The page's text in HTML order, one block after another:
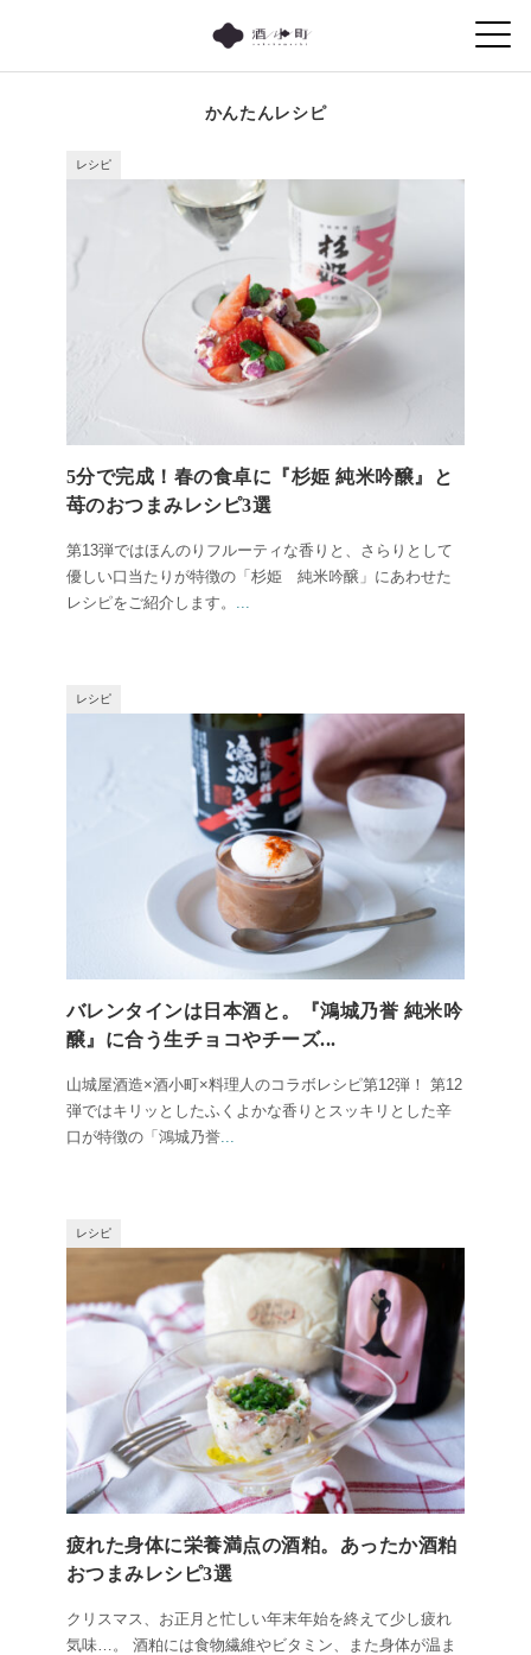
かんたんレシピ
レシピ
5分で完成！春の食卓に『杉姫 純米吟醸』と
苺のおつまみレシピ3選
第13弾ではほんのりフルーティな香りと、さらりとして
優しい口当たりが特徴の「杉姫 純米吟醸」にあわせた
レシピをご紹介します。 ...
レシピ
バレンタインは日本酒と。『鴻城乃誉 純米吟
醸』に合う生チョコやチーズ...
山城屋酒造×酒小町×料理人のコラボレシピ第12弾！ 第12
弾ではキリッとしたふくよかな香りとスッキリとした辛
口が特徴の「鴻城乃誉...
レシピ
疲れた身体に栄養満点の酒粕。あったか酒粕
おつまみレシピ3選
クリスマス、お正月と忙しい年末年始を終えて少し疲れ
気味…。 酒粕には食物繊維やビタミン、また身体が温ま